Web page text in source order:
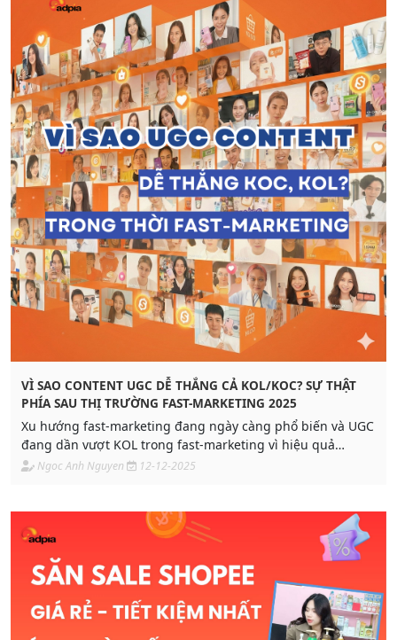
VÌ SAO CONTENT UGC DỄ THẮNG CẢ KOL/KOC? SỰ THẬT
PHÍA SAU THỊ TRƯỜNG FAST-MARKETING 2025
Xu hướng fast-marketing đang ngày càng phổ biến và UGC
đang dần vượt KOL trong fast-marketing vì hiệu quả
chuyển đổi và chi phí tối ưu. Định hướng nào cho Branding
Ngoc Anh Nguyen 12-12-2025